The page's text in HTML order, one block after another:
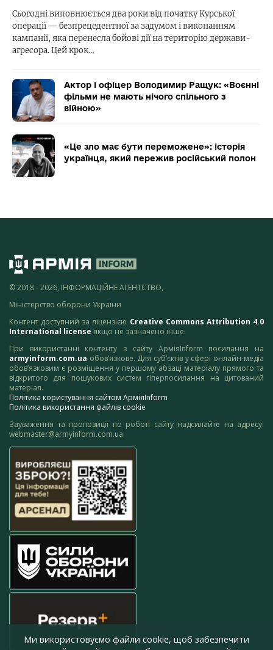
Сьогодні виповнюється два роки від початку Курської
операції — безпрецедентної за задумом і виконанням
кампанії, яка перенесла бойові дії на територію держави-
агресора. Цей крок…
Актор і офіцер Володимир Ращук: «Воєнні
фільми не мають нічого спільного з
війною»
«Це зло має бути переможене»: історія
українця, який пережив російський полон
© 2018 - 2026, ІНФОРМАЦІЙНЕ АГЕНТСТВО,
Міністерство оборони України
Контент доступний за ліцензією Creative Commons Attribution 4.0
International license якщо не зазначено інше.
При використанні контенту з сайту АрміяInform посилання на
armyinform.com.ua обов’язкове. Для суб’єктів у сфері онлайн-медіа
обов’язковим є розміщення у першому абзаці матеріалу прямого та
відкритого для пошукових систем гіперпосилання на цитований
матеріал.
Політика користування сайтом АрміяInform
Політика використання файлів cookie
Зауваження та пропозиції по роботі сайту надсилайте на адресу:
webmaster@armyinform.com.ua
Ми використовуємо файли cookie, щоб забезпечити